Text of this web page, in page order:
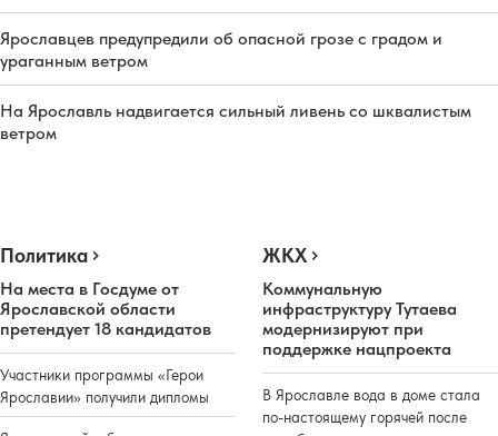
Ярославцев предупредили об опасной грозе с градом и
ураганным ветром
На Ярославль надвигается сильный ливень со шквалистым
ветром
Политика
На места в Госдуме от
Ярославской области
претендует 18 кандидатов
Участники программы «Герои
Ярославии» получили дипломы
ЖКХ
Коммунальную
инфраструктуру Тутаева
модернизируют при
поддержке нацпроекта
В Ярославле вода в доме стала
по-настоящему горячей после